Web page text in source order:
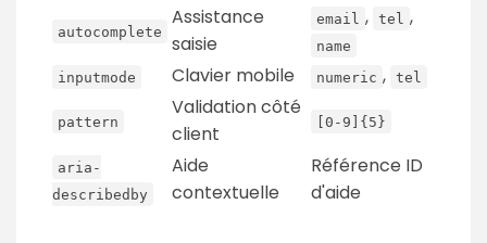
autocomplete
Assistance
saisie
email , tel ,
name
inputmode
Clavier mobile numeric , tel
pattern
Validation côté
client
[0-9]{5}
aria-
describedby
Aide
contextuelle
Référence ID
d'aide